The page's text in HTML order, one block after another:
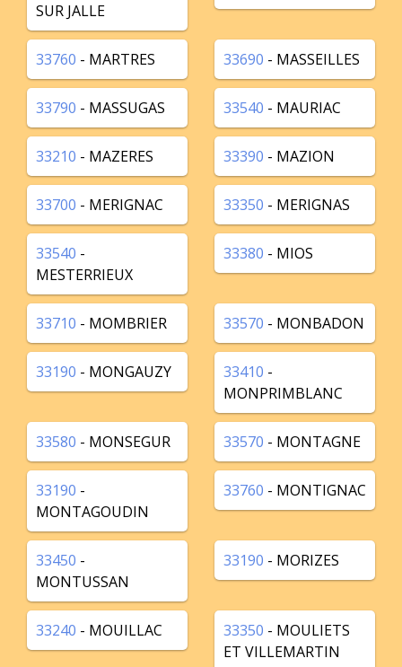
SUR JALLE
33760 - MARTRES 33690 - MASSEILLES
33790 - MASSUGAS 33540 - MAURIAC
33210 - MAZERES 33390 - MAZION
33700 - MERIGNAC 33350 - MERIGNAS
33540 -
MESTERRIEUX
33380 - MIOS
33710 - MOMBRIER 33570 - MONBADON
33190 - MONGAUZY 33410 -
MONPRIMBLANC
33580 - MONSEGUR 33570 - MONTAGNE
33190 -
MONTAGOUDIN
33760 - MONTIGNAC
33450 -
MONTUSSAN
33190 - MORIZES
33240 - MOUILLAC 33350 - MOULIETS
ET VILLEMARTIN